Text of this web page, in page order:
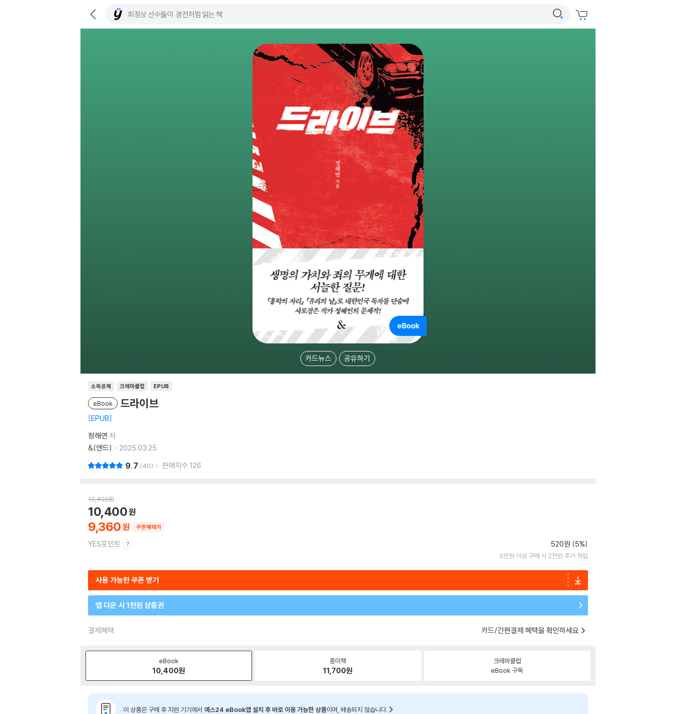
카드뉴스 공유하기
소득공제 크레마클럽 EPUB
eBook 드라이브
EPUB
정해연 저
&(앤드)
2025.03.25.
9.7 40 판매지수 126
10,400원
9,360
10,400
쿠폰혜택가
YES포인트 520원 (5%)
5만원 이상 구매 시 2천원 추가 적립
사용 가능한 쿠폰 받기
앱 다운 시 1천원 상품권
결제혜택 카드/간편결제 혜택을 확인하세요
eBook
10,400원
종이책
11,700원
크레마클럽
eBook 구독
이 상품은 구매 후 지원 기기에서 예스24 eBook앱 설치 후 바로 이용 가능한 상품이며, 배송되지 않습니다.